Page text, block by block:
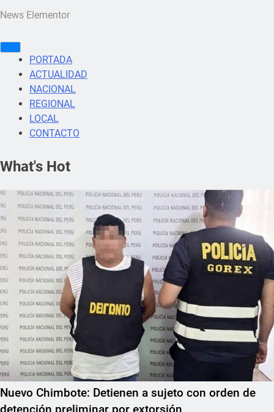
News Elementor
PORTADA
ACTUALIDAD
NACIONAL
REGIONAL
LOCAL
CONTACTO
What's Hot
Nuevo Chimbote: Detienen a sujeto con orden de